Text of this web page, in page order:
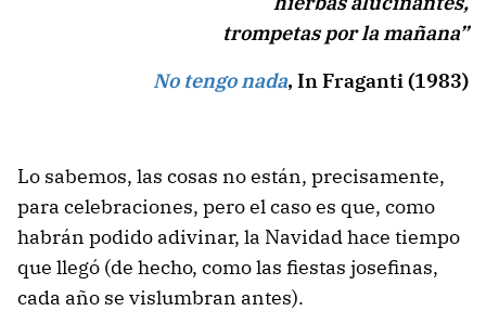
trompetas por la mañana”
No tengo nada, In Fraganti (1983)
Lo sabemos, las cosas no están, precisamente,
para celebraciones, pero el caso es que, como
habrán podido adivinar, la Navidad hace tiempo
que llegó (de hecho, como las fiestas josefinas,
cada año se vislumbran antes).